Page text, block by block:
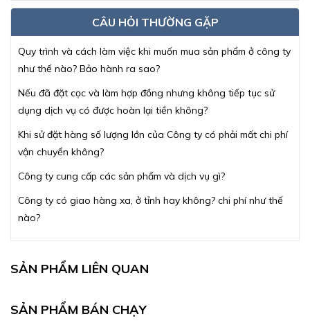
CÂU HỎI THƯỜNG GẶP
Quy trình và cách làm việc khi muốn mua sản phẩm ở công ty
như thế nào? Bảo hành ra sao?
Nếu đã đặt cọc và làm hợp đồng nhưng không tiếp tục sử
dụng dịch vụ có được hoàn lại tiền không?
Khi sử đặt hàng số lượng lớn của Công ty có phải mất chi phí
vận chuyển không?
Công ty cung cấp các sản phẩm và dịch vụ gì?
Công ty có giao hàng xa, ở tỉnh hay không? chi phí như thế
nào?
SẢN PHẨM LIÊN QUAN
SẢN PHẨM BÁN CHẠY